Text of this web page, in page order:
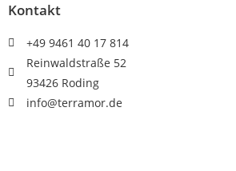
Kontakt
+49 9461 40 17 814
Reinwaldstraße 52
93426 Roding
info@terramor.de